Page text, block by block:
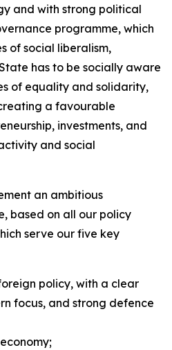
and with strong political
programme, which
of social liberalism,
has to be socially aware
of equality and solidarity,
a favourable
investments, and
and social
an ambitious
based on all our policy
serve our five key
policy, with a clear
focus, and strong defence